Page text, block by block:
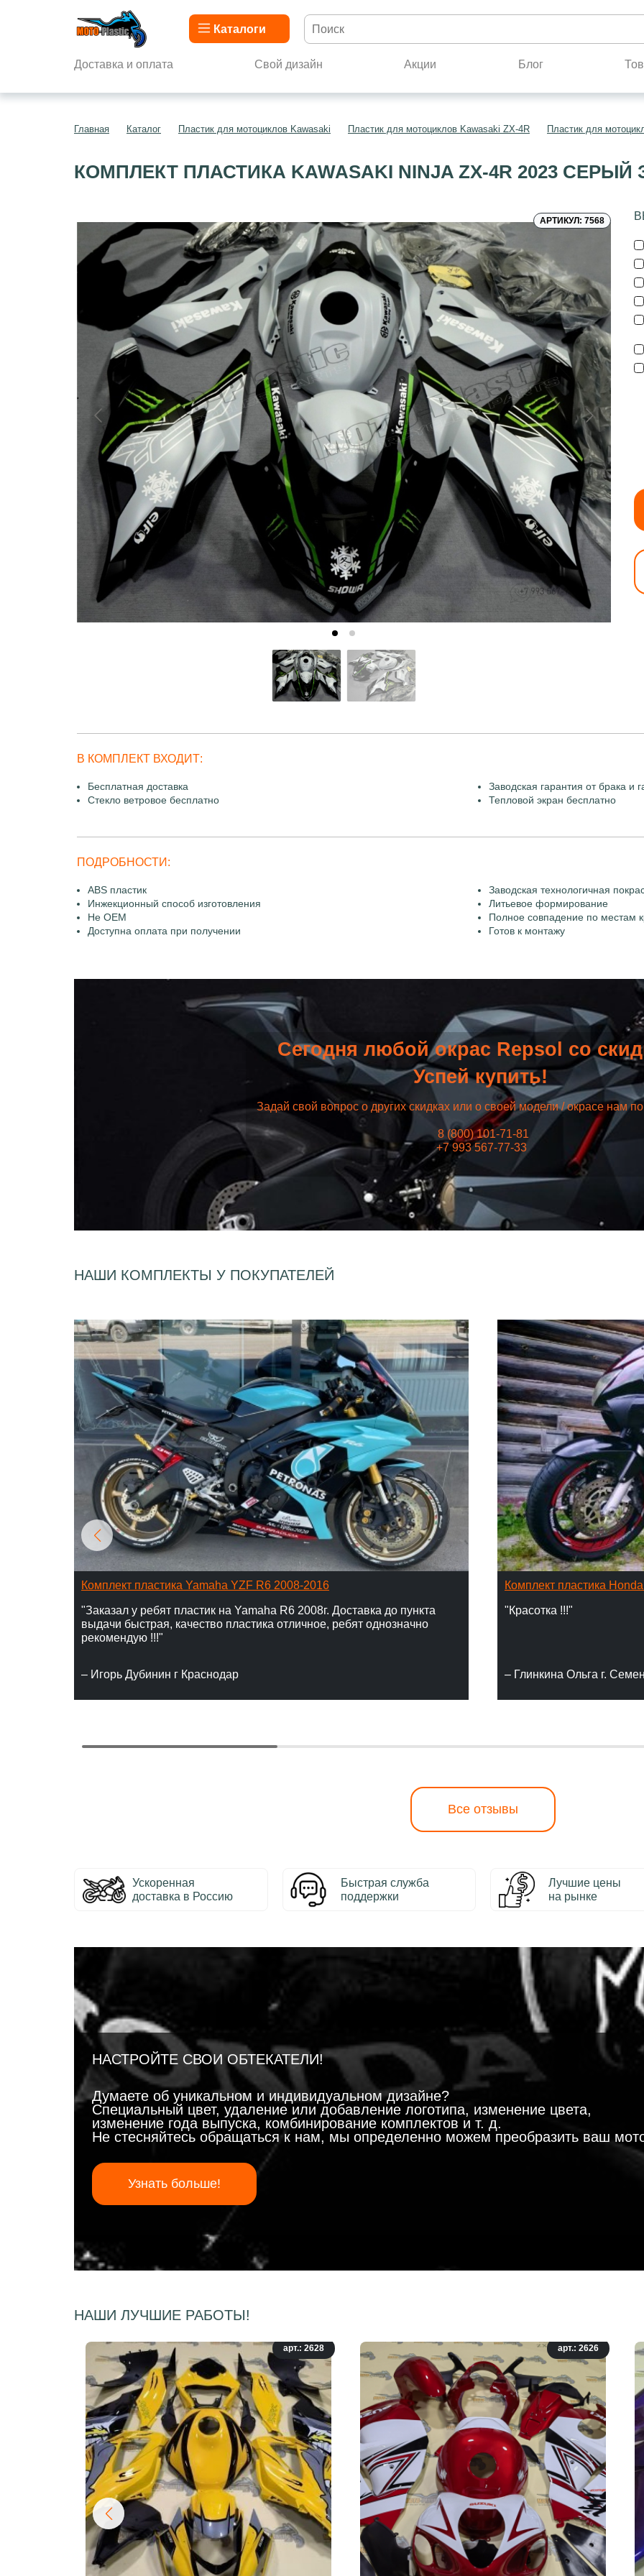
Каталоги
Доставка и оплата Свой дизайн Акции Блог
Главная Каталог Пластик для мотоциклов Kawasaki Пластик для мотоциклов Kawasaki ZX-4R Пластик для
КОМПЛЕКТ ПЛАСТИКА KAWASAKI NINJA ZX-4R 2023
АРТИКУЛ: 7568
В КОМПЛЕКТ ВХОДИТ:
Бесплатная доставка
Заводская гарантия от брака и
Стекло ветровое бесплатно
Тепловой экран бесплатно
ПОДРОБНОСТИ:
ABS пластик
Заводская технологичная
Инжекционный способ изготовления
Литьевое формирование
Не OEM
Полное совпадение по местам
Доступна оплата при получении
Готов к монтажу
Сегодня любой окрас Repsol со
Успей купить!
Задай свой вопрос о других скидках или о своей модели / окрасе нам
8 (800) 101-71-81
+7 993 567-77-33
НАШИ КОМПЛЕКТЫ У ПОКУПАТЕЛЕЙ
Комплект пластика Yamaha YZF R6 2008-2016
"Заказал у ребят пластик на Yamaha R6 2008г. Доставка до пункта
выдачи быстрая, качество пластика отличное, ребят однозначно
рекомендую !!!"
– Игорь Дубинин г Краснодар
Комплект пластика
"Красотка !!!"
– Глинкина Ольга г.
Все отзывы
Ускоренная
доставка в Россию
Быстрая служба
поддержки
Лучшие цены
на рынке
НАСТРОЙТЕ СВОИ ОБТЕКАТЕЛИ!
Думаете об уникальном и индивидуальном дизайне?
Специальный цвет, удаление или добавление логотипа, изменение цвета,
изменение года выпуска, комбинирование комплектов и т. д.
Не стесняйтесь обращаться к нам, мы определенно можем преобразить ваш
Узнать больше!
НАШИ ЛУЧШИЕ РАБОТЫ!
арт.: 2628 арт.: 2626